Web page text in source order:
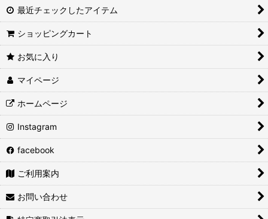
最近チェックしたアイテム
ショッピングカート
お気に入り
マイページ
ホームページ
Instagram
facebook
ご利用案内
お問い合わせ